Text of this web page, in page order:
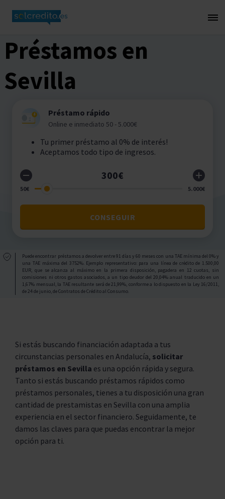
Préstamos en
Sevilla
Préstamo rápido
Online e inmediato 50 - 5.000€
Tu primer préstamo al 0% de interés!
Aceptamos todo tipo de ingresos.
CONSEGUIR
Puede encontrar préstamos a devolver entre 91 días y 60 meses con una TAE mínima del 0% y
una TAE máxima del 3752%. Ejemplo representativo: para una línea de crédito de 1.500,00
EUR, que se alcanza al máximo en la primera disposición, pagadera en 12 cuotas, sin
comisiones ni otros gastos asociados, a un tipo deudor del 20,04% anual traducido en un
1,67% mensual, la TAE resultante será de 21,99%, conforme a lo dispuesto en la Ley 16/2011,
de 24 de junio, de Contratos de Crédito al Consumo.
Si estás buscando financiación adaptada a tus
circunstancias personales en Andalucía, solicitar
préstamos en Sevilla es una opción rápida y segura.
Tanto si estás buscando préstamos rápidos como
préstamos personales, tienes a tu disposición una gran
cantidad de prestamistas en Sevilla con una amplia
experiencia en el sector financiero. Seguidamente, te
damos las claves para que puedas encontrar la mejor
opción para ti.